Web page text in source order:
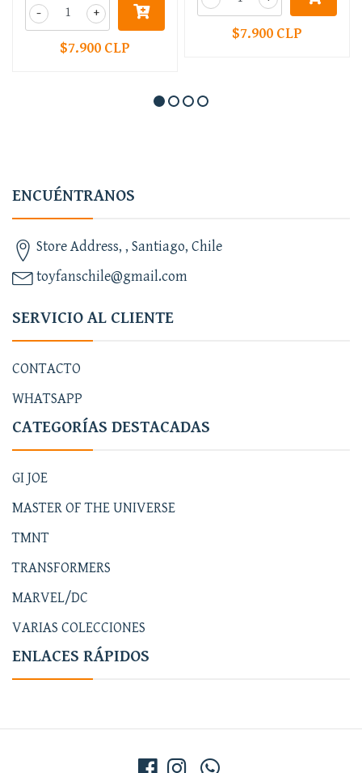
+
-
$7.900 CLP
$7.900 CLP
ENCUÉNTRANOS
Store Address, , Santiago, Chile
toyfanschile@gmail.com
SERVICIO AL CLIENTE
CONTACTO
WHATSAPP
CATEGORÍAS DESTACADAS
GI JOE
MASTER OF THE UNIVERSE
TMNT
TRANSFORMERS
MARVEL/DC
VARIAS COLECCIONES
ENLACES RÁPIDOS